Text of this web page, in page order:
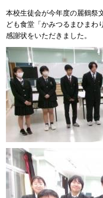
本校生徒会が今年度の麗鶴祭
ども食堂「かみつるまひまわ
感謝状をいただきました。